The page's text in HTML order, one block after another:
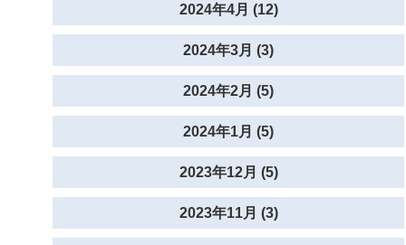
2024年4月 (12)
2024年3月 (3)
2024年2月 (5)
2024年1月 (5)
2023年12月 (5)
2023年11月 (3)